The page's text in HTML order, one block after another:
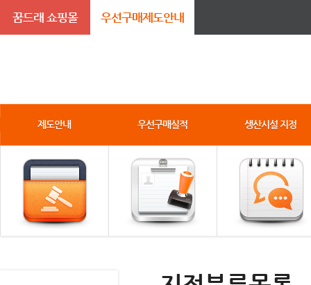
꿈드래 쇼핑몰 우선구매제도안내
제도안내 우선구매실적 생산시설 지정